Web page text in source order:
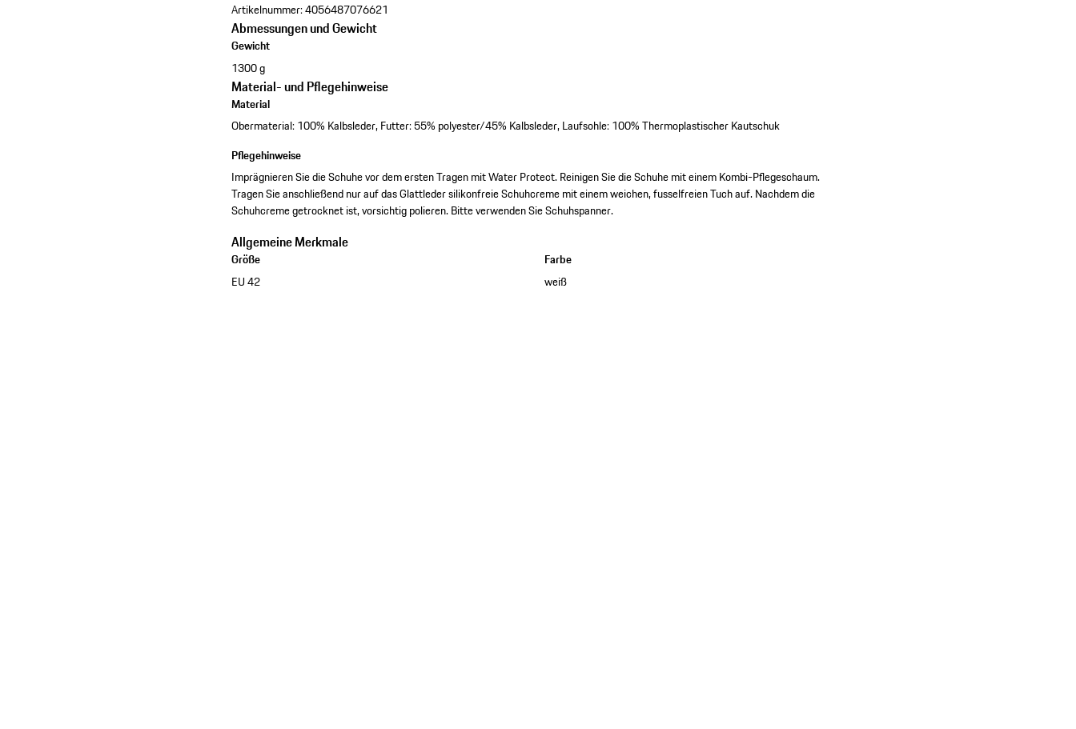
Artikelnummer:4056487076621
Abmessungen und Gewicht
Gewicht
1300 g
Material- und Pflegehinweise
Material
Obermaterial: 100% Kalbsleder, Futter: 55% polyester/45% Kalbsleder, Laufsohle: 100% Thermoplastischer Kautschuk
Pflegehinweise
Imprägnieren Sie die Schuhe vor dem ersten Tragen mit Water Protect. Reinigen Sie die Schuhe mit einem Kombi-Pflegeschaum.
Tragen Sie anschließend nur auf das Glattleder silikonfreie Schuhcreme mit einem weichen, fusselfreien Tuch auf. Nachdem die
Schuhcreme getrocknet ist, vorsichtig polieren. Bitte verwenden Sie Schuhspanner.
Allgemeine Merkmale
Größe
EU 42
Farbe
weiß